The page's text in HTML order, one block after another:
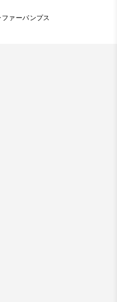
ファーパンプス